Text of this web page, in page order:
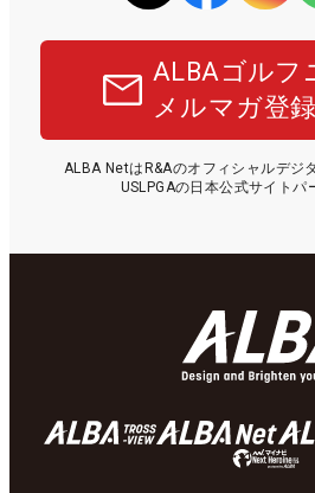
ALBAゴルフ
メルマガ登
ALBA NetはR&Aのオフィシャルデジ
USLPGAの日本公式サイトパ